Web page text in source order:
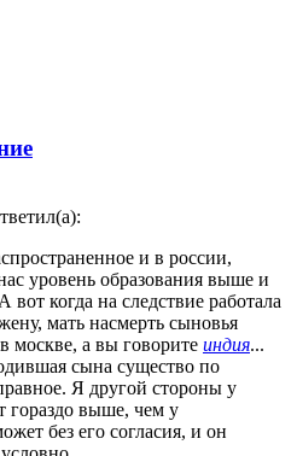
и в россии,
уровень образования выше и
когда на следствие работала
мать насмерть сыновья
москве, а вы говорите индия...
сына существо по
Я другой стороны у
гораздо выше, чем у
без его согласия, и он